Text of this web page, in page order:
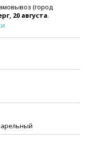
(город
20 августа.